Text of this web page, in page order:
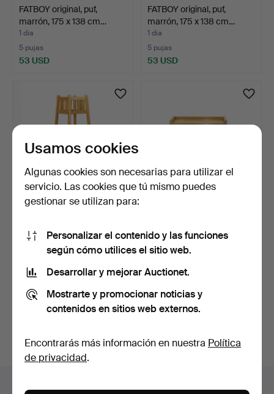
FATBOY original, puf,
marrón, 175 x 138 cm…
1 día
5 pujas
53 USD
FATBOY original, puf,
marrón, 175 x 138 cm…
1 día
5 pujas
53 USD
2 días
Estimación
53 USD
déca…
4 días
Estimación
64 USD
Suscribir búsqueda
subastas concluidas.
Usamos cookies
Algunas cookies son necesarias para utilizar el
servicio. Las cookies que tú mismo puedes
gestionar se utilizan para:
Personalizar el contenido y las funciones
según cómo utilices el sitio web.
Desarrollar y mejorar Auctionet.
Mostrarte y promocionar noticias y
contenidos en sitios web externos.
Encontrarás más información en nuestra Política
de privacidad.